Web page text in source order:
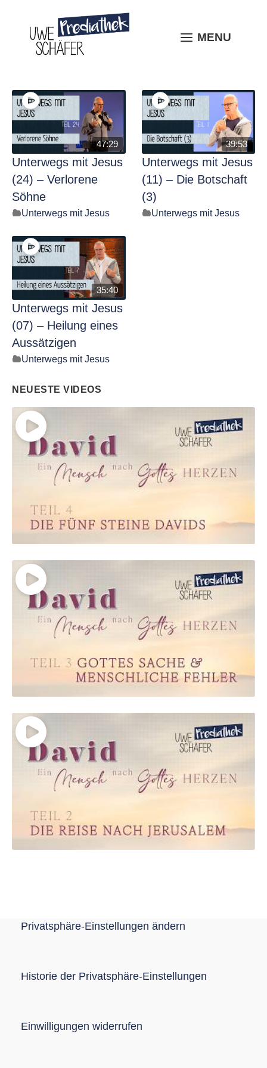
content
MENU
MENU
47:29
Unterwegs mit Jesus
(24) – Verlorene
Söhne
Unterwegs mit Jesus
39:53
Unterwegs mit Jesus
(11) – Die Botschaft
(3)
Unterwegs mit Jesus
35:40
Unterwegs mit Jesus
(07) – Heilung eines
Aussätzigen
Unterwegs mit Jesus
NEUESTE VIDEOS
Privatsphäre-Einstellungen ändern
Historie der Privatsphäre-Einstellungen
Einwilligungen widerrufen